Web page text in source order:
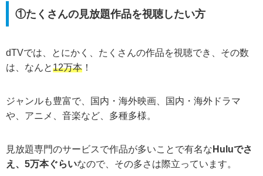
①たくさんの見放題作品を視聴したい方
dTVでは、とにかく、たくさんの作品を視聴でき、その数
は、なんと12万本 ！
ジャンルも豊富で、国内・海外映画、国内・海外ドラマ
や、アニメ、音楽など、多種多様。
見放題専門のサービスで作品が多いことで有名な Huluでさ
え、5万本ぐらいなので、その多さは際立っています。